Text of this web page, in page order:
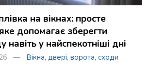
на вікнах: просте
допомагає зберегти
навіть у найспекотніші дні
— Вікна, двері, ворота, сходи